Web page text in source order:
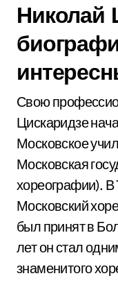
Николай
Свою
Цискаридзе
Московское
Московская
хореографии). В
Московский
был принят в
лет он стал
знаменитого